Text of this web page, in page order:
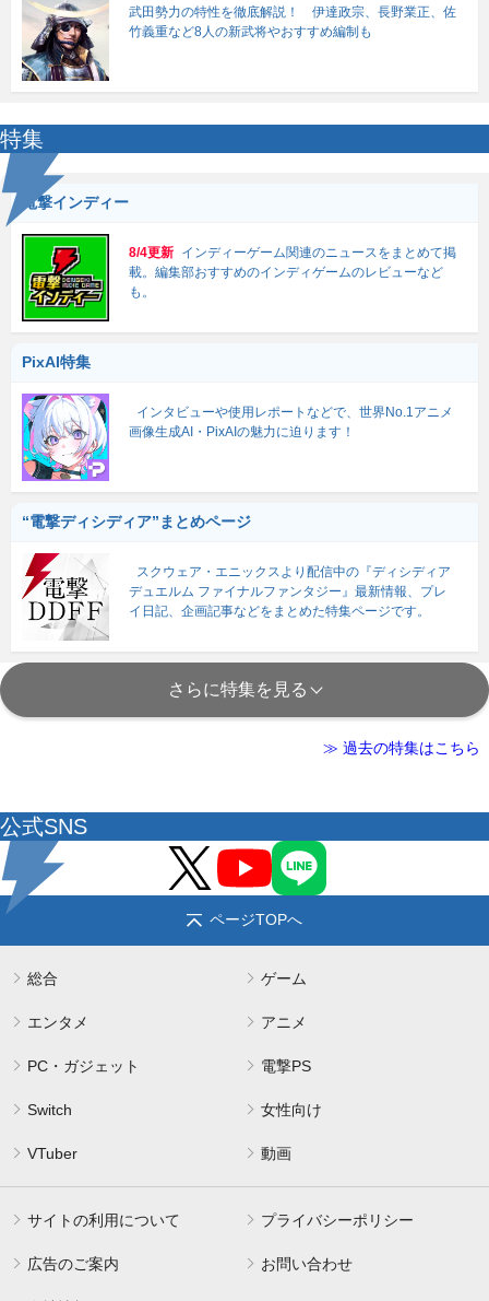
武田勢力の特性を徹底解説！ 伊達政宗、長野業正、佐
竹義重など8人の新武将やおすすめ編制も
特集
電撃インディー
8/4更新 インディーゲーム関連のニュースをまとめて掲
載。編集部おすすめのインディゲームのレビューなど
も。
PixAI特集
インタビューや使用レポートなどで、世界No.1アニメ
画像生成AI・PixAIの魅力に迫ります！
“電撃ディシディア”まとめページ
スクウェア・エニックスより配信中の『ディシディア
デュエルム ファイナルファンタジー』最新情報、プレ
イ日記、企画記事などをまとめた特集ページです。
さらに特集を見る
≫ 過去の特集はこちら
公式SNS
ページTOPへ
総合 ゲーム
エンタメ アニメ
PC・ガジェット 電撃PS
Switch 女性向け
VTuber 動画
サイトの利用について プライバシーポリシー
広告のご案内 お問い合わせ